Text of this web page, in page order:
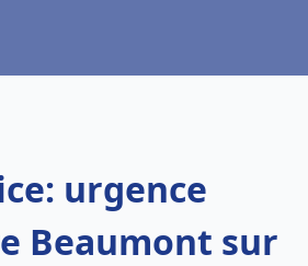
urgence
Beaumont sur